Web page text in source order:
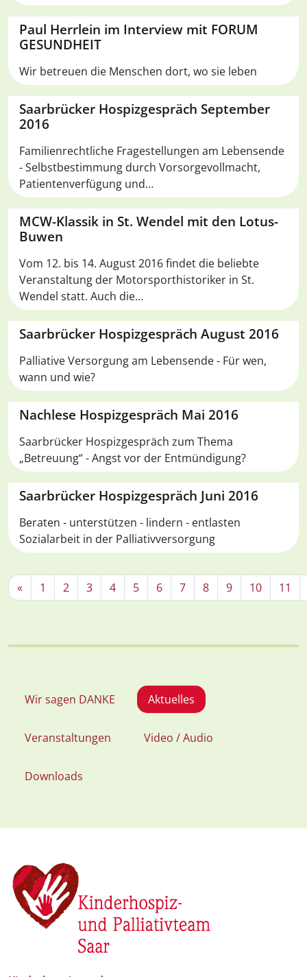
Paul Herrlein im Interview mit FORUM
GESUNDHEIT
Wir betreuen die Menschen dort, wo sie leben
Saarbrücker Hospizgespräch September
2016
Familienrechtliche Fragestellungen am Lebensende
- Selbstbestimmung durch Vorsorgevollmacht,
Patientenverfügung und…
MCW-Klassik in St. Wendel mit den Lotus-
Buwen
Vom 12. bis 14. August 2016 findet die beliebte
Veranstaltung der Motorsporthistoriker in St.
Wendel statt. Auch die…
Saarbrücker Hospizgespräch August 2016
Palliative Versorgung am Lebensende - Für wen,
wann und wie?
Nachlese Hospizgespräch Mai 2016
Saarbrücker Hospizgespräch zum Thema
„Betreuung“ - Angst vor der Entmündigung?
Saarbrücker Hospizgespräch Juni 2016
Beraten - unterstützen - lindern - entlasten
Sozialarbeit in der Palliativversorgung
« 1 2 3 4 5 6 7 8 9 10 11
Wir sagen DANKE Aktuelles
Veranstaltungen Video / Audio
Downloads